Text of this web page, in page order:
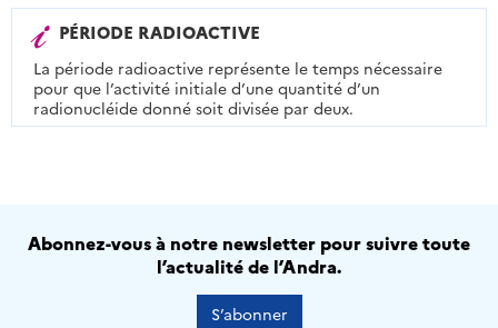
PÉRIODE RADIOACTIVE
La période radioactive représente le temps nécessaire
pour que l’activité initiale d’une quantité d’un
radionucléide donné soit divisée par deux.
Abonnez-vous à notre newsletter pour suivre toute
l’actualité de l’Andra.
S’abonner